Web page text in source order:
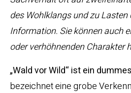
des Wohlklangs und zu
Information. Sie können auch
oder verhöhnenden Charakter
„Wald vor Wild“ ist ein
bezeichnet eine grobe